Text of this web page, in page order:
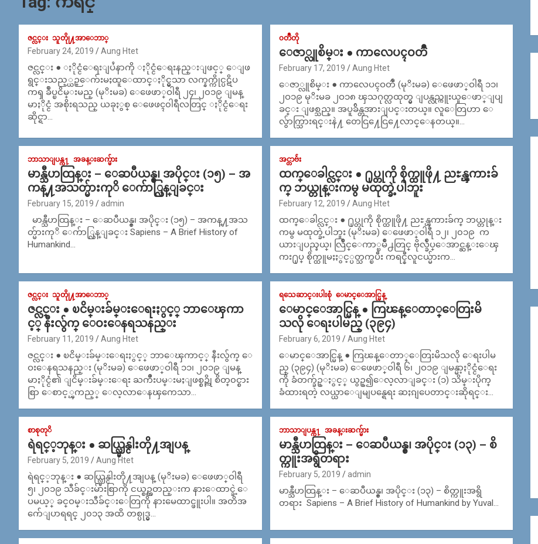
ဇင္လင္း သူတိုု႔အာေဘာ္
February 24, 2019 Aung Htet
ဇင္လင္း ● ႏိုင္ငံေရးျပႆနာကို ႏိုင္ငံေရးနည္းျဖင့္ ေျဖ
ရွင္းသည့္ယဉ္ေက်းမႈထူေထာင္ႏိုင္မွသာ လက္နက္ကိုင္ပဋိပ
ကၡ ခ်ဳပ္ၿငိမ္းမည္ (မုိးမခ) ေဖေဖာ္ဝါရီ ၂၄၊ ၂၀၁၉ ျမန္
မာႏိုင္ငံ အစိုးရသည္ ယခုႏွစ္ ေဖေဖၚ၀ါရီလတြင္ ႏိုင္ငံေရး
ဆိုင္ရာ…
၀တၳဳတို
ေဇာ္လူစိမ္း ● ကာလေပၚဝတၳဳ
February 17, 2019 Aung Htet
ေဇာ္လူစိမ္း ● ကာလေပၚဝတၳဳ (မုိးမခ) ေဖေဖာ္ဝါရီ ၁၁၊
၂ဝ၁၉ မုိးမခ ၂ဝ၁၈ ၾသဂုတ္လထုတ္မွ ျပန္လည္ကူးယူေဖာ္ျပျ
ခင္း ျဖစ္သည္။ အပူခ်ိန္တအားျပင္းတယ္။ လူေတြဟာ ေ
လ်ွာက္သြားရင္းနဲ႔ တေငြ႔ေငြ႔ေလာင္ေနတယ္။…
ဘာသာျပန္က႑ အခန္းဆက္မ်ား
မာန္သီဟထြန္း – ေဆပီယန္စ္၊ အပိုင္း (၁၅) – အ
ကန္႔အသတ္မ်ားကုိ ေက်ာ္လြန္ျခင္း
February 15, 2019 admin
မာန္သီဟထြန္း – ေဆပီယန္စ္၊ အပိုင္း (၁၅) – အကန္႔အသ
တ္မ်ားကုိ ေက်ာ္လြန္ျခင္း Sapiens – A Brief History of
Humankind…
အင္တာဗ်ဴး
ထက္ေခါင္လင္း ● ႐ုပ္တုကို စိုက္ထူဖို႔ ညႊန္ၾကားခ်
က္ ဘယ္တုန္းကမွ မထုတ္ခဲ့ပါဘူး
February 12, 2019 Aung Htet
ထက္ေခါင္လင္း ● ႐ုပ္တုကို စိုက္ထူဖို႔ ညႊန္ၾကားခ်က္ ဘယ္တုန္း
ကမွ မထုတ္ခဲ့ပါဘူး (မုိးမခ) ေဖေဖာ္ဝါရီ ၁၂၊ ၂၀၁၉ က
ယားျပည္နယ္၊ လြိဳင္ေကာ္ၿမိဳ႕တြင္ ဗိုလ္ခ်ဳပ္ေအာင္ဆန္းေၾ
ကး႐ုပ္ စိုက္ထူမႈႏွင့္ပတ္သက္ၿပီး ကရင္နီလူငယ္မ်ားက…
ဇင္လင္း သူတိုု႔အာေဘာ္
ဇင္လင္း ● ၿငိမ္းခ်မ္းေရးႏွင့္ ဘာေၾကာ
င့္ နီးလွ်က္ ေဝးေနရသနည္း
February 11, 2019 Aung Htet
ဇင္လင္း ● ၿငိမ္းခ်မ္းေရးႏွင့္ ဘာေၾကာင့္ နီးလွ်က္ ေ
ဝးေနရသနည္း (မုိးမခ) ေဖေဖာ္ဝါရီ ၁၁၊ ၂၀၁၉ ျမန္
မာႏိုင္ငံ၏ ျငိမ္းခ်မ္းေရး ႀကိဳးပမ္းမႈျဖစ္စဉ္ကို စိတ္၀င္စား
စြာ ေစာင့္ၾကည့္ ေလ့လာေနၾကေသာ…
ရသေဆာင္းပါးစုံ ေမာင္ေအာင္မြန္
ေမာင္ေအာင္မြန္ ● ကြၽန္ေတာ္ေတြးမိ
သလို ေရးပါမည္ (၃၉၄)
February 6, 2019 Aung Htet
ေမာင္ေအာင္မြန္ ● ကြၽန္ေတာ္ေတြးမိသလို ေရးပါမ
ည္ (၃၉၄) (မုိးမခ) ေဖေဖာ္ဝါရီ ၆၊ ၂ဝ၁၉ ျမန္မာ့ႏိုင္ငံေရး
ကို ခံတက္ခ်ဥ္ႏွင့္ ယွဥ္၍ေလ့လာျခင္း (၁) သိမ္းပိုက္
ခံထားရတဲ့ လယ္ယာေျမျပန္ရေရး ဆႏၵျပေတာင္းဆိုရင္း…
စာစုတုိ
ရဲရင္​့ဘုန္​း ● ဆယ္လ္မြန္ငါးတို႔အျပန္
February 5, 2019 Aung Htet
ရဲရင္​့ဘုန္​း ● ဆယ္လ္မြန္ငါးတို႔အျပန္ (မုိးမခ) ေဖေဖာ္ဝါရီ
၅၊ ၂၀၁၉ သီခ်င္းမ်ားစြာကို ငယ္စဥ္ကတည္းက နားေထာင္ခဲ့ေ
ပမယ့္ ခင္ဝမ္းသီခ်င္း​ေတြကို နားမေထာင္ဖူးပါ။ အတိအ
က်ေျပာရရင္ ၂၀၁၃ အထိ တစ္ပုဒ္မွ…
ဘာသာျပန္က႑ အခန္းဆက္မ်ား
မာန္သီဟထြန္း – ေဆပီယန္စ္၊ အပိုင္း (၁၃) – စိ
တ္ကူးအရွိတရား
February 5, 2019 admin
မာန္သီဟထြန္း – ေဆပီယန္စ္၊ အပိုင္း (၁၃) – စိတ္ကူးအရွိ
တရား Sapiens – A Brief History of Humankind by Yuval…